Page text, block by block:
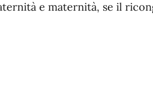
e maternità, se il